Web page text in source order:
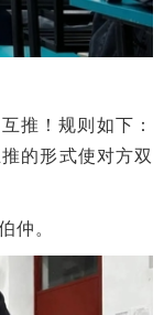
推！规则如下：
的形式使对方双
仲。